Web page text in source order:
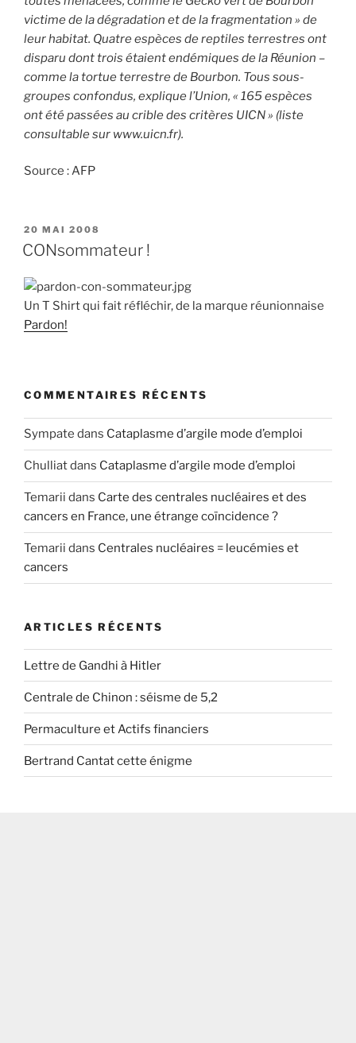
victime de la dégradation et de la fragmentation » de
leur habitat. Quatre espèces de reptiles terrestres ont
disparu dont trois étaient endémiques de la Réunion –
comme la tortue terrestre de Bourbon. Tous sous-
groupes confondus, explique l’Union, « 165 espèces
ont été passées au crible des critères UICN » (liste
consultable sur www.uicn.fr).
Source : AFP
PUBLIÉ
LE
20 MAI 2008
CONsommateur !
Un T Shirt qui fait réfléchir, de la marque réunionnaise
Pardon!
COMMENTAIRES RÉCENTS
Sympate dans Cataplasme d’argile mode d’emploi
Chulliatdans Cataplasme d’argile mode d’emploi
Temarii dans Carte des centrales nucléaires et des
cancers en France, une étrange coïncidence ?
Temarii dans Centrales nucléaires = leucémies et
cancers
ARTICLES RÉCENTS
Lettre de Gandhi à Hitler
Centrale de Chinon : séisme de 5,2
Permaculture et Actifs financiers
Bertrand Cantat cette énigme